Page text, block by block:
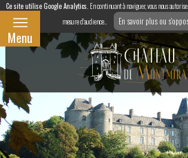
Ce site utilise Google Analytics. En continuant à naviguer, vous nous
mesure d'audience..
En savoir plus ou
Menu